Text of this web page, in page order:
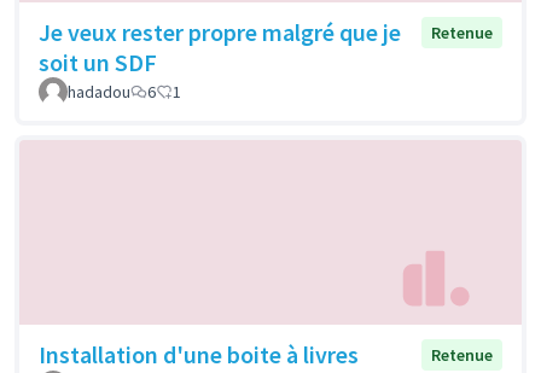
Je veux rester propre malgré que je
soit un SDF
Retenue
hadadou 6 1
Installation d'une boite à livres
Retenue